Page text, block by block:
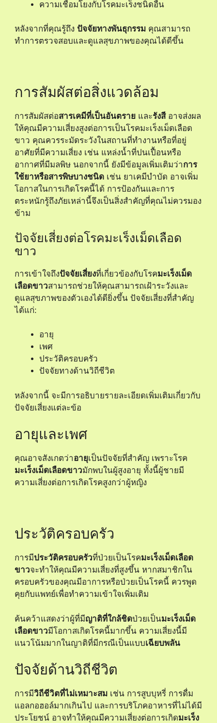
ความเชื่อมโยงกับโรคมะเร็งชนิดอื่น
หลังจากที่คุณรู้ถึง ปัจจัยทางพันธุกรรม คุณสามารถ
ทำการตรวจสอบและดูแลสุขภาพของคุณได้ดีขึ้น
การสัมผัสต่อสิ่งแวดล้อม
การสัมผัสต่อสารเคมีที่เป็นอันตราย และรังสีอาจส่งผล
ให้คุณมีความเสี่ยงสูงต่อการเป็นโรคมะเร็งเม็ดเลือด
ขาว คุณควรระมัดระวังในสถานที่ทำงานหรือที่อยู่
อาศัยที่มีความเสี่ยง เช่น แหล่งน้ำที่ปนเปื้อนหรือ
อากาศที่มีมลพิษ นอกจากนี้ ยังมีข้อมูลเพิ่มเติมว่าการ
ใช้ยาหรือสารพิษบางชนิด เช่น ยาเคมีบำบัด อาจเพิ่ม
โอกาสในการเกิดโรคนี้ได้ การป้องกันและการ
ตระหนักรู้ถึงภัยเหล่านี้จึงเป็นสิ่งสำคัญที่คุณไม่ควรมอง
ข้าม
ปัจจัยเสี่ยงต่อโรคมะเร็งเม็ดเลือด
ขาว
การเข้าใจถึงปัจจัยเสี่ยงที่เกี่ยวข้องกับโรคมะเร็งเม็ด
เลือดขาวสามารถช่วยให้คุณสามารถเฝ้าระวังและ
ดูแลสุขภาพของตัวเองได้ดียิ่งขึ้น ปัจจัยเสี่ยงที่สำคัญ
ได้แก่:
อายุ
เพศ
ประวัติครอบครัว
ปัจจัยทางด้านวิถีชีวิต
หลังจากนี้ จะมีการอธิบายรายละเอียดเพิ่มเติมเกี่ยวกับ
ปัจจัยเสี่ยงแต่ละข้อ
อายุและเพศ
คุณอาจสังเกตว่าอายุเป็นปัจจัยที่สำคัญ เพราะโรค
มะเร็งเม็ดเลือดขาวมักพบในผู้สูงอายุ ทั้งนี้ผู้ชายมี
ความเสี่ยงต่อการเกิดโรคสูงกว่าผู้หญิง
ประวัติครอบครัว
การมีประวัติครอบครัวที่ป่วยเป็นโรคมะเร็งเม็ดเลือด
ขาวจะทำให้คุณมีความเสี่ยงที่สูงขึ้น หากสมาชิกใน
ครอบครัวของคุณมีอาการหรือป่วยเป็นโรคนี้ ควรพูด
คุยกับแพทย์เพื่อทำความเข้าใจเพิ่มเติม
ค้นคว้าแสดงว่าผู้ที่มีญาติที่ใกล้ชิดป่วยเป็นมะเร็งเม็ด
เลือดขาวมีโอกาสเกิดโรคนี้มากขึ้น ความเสี่ยงนี้มี
แนวโน้มมากในญาติที่มีกรณีเป็นแบบเฉียบพลัน
ปัจจัยด้านวิถีชีวิต
การมีวิถีชีวิตที่ไม่เหมาะสม เช่น การสูบบุหรี่ การดื่ม
แอลกอฮอล์มากเกินไป และการบริโภคอาหารที่ไม่ได้มี
ประโยชน์ อาจทำให้คุณมีความเสี่ยงต่อการเกิดมะเร็ง